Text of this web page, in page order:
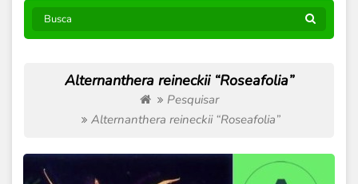
Alternanthera reineckii “Roseafolia”
Pesquisar
Alternanthera reineckii “Roseafolia”